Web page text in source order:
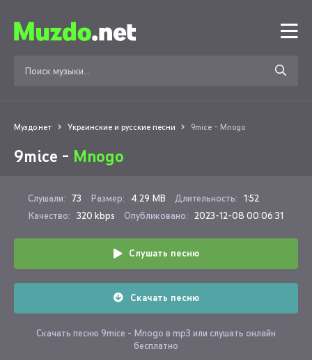
Муздо.нет Украинские и русские песни 9mice - Mnogo
9mice - Mnogo
Слушали: 73 Размер: 4.29 MB Длительность: 1:52
Качество: 320 kbps Опубликовано: 2023-12-08 00:06:31
Слушать песню
Скачать песню
Скачать песню 9mice - Mnogo в mp3 или слушать онлайн
бесплатно